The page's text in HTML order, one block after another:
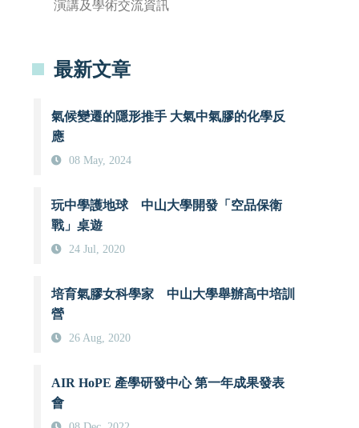
演講及學術交流資訊
最新文章
氣候變遷的隱形推手 大氣中氣膠的化學反
應
08 May, 2024
玩中學護地球 中山大學開發「空品保衛
戰」桌遊
24 Jul, 2020
培育氣膠女科學家 中山大學舉辦高中培訓
營
26 Aug, 2020
AIR HoPE 產學研發中心 第一年成果發表
會